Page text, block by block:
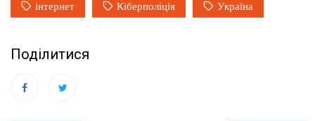
інтернет Кіберполіція Україна
Поділитися